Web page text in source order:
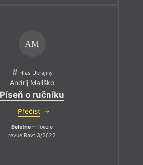
AM
Hlas Ukrajiny
Andrij Mališko
Píseň o ručníku
Přečíst
Beletrie – Poezie
revue Ravt 3/2022